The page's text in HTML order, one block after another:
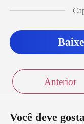
x
Anterior
Você deve